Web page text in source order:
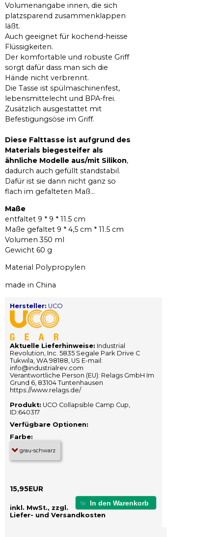
Volumenangabe innen, die sich
platzsparend zusammenklappen
läßt.
Auch geeignet für kochend-heisse
Flüssigkeiten.
Der komfortable und robuste Griff
sorgt dafür dass man sich die
Hände nicht verbrennt.
Die Tasse ist spülmaschinenfest,
lebensmittelecht und BPA-frei.
Zusätzlich ausgestattet mit
Befestigungsöse im Griff.
Diese Falttasse ist aufgrund des
Materials biegesteifer als
ähnliche Modelle aus/mit Silikon,
dadurch auch gefüllt standstabil.
Dafür ist sie dann nicht ganz so
flach im gefalteten Maß...
Maße
entfaltet 9 * 9 * 11.5 cm
Maße gefaltet 9 * 4,5 cm * 11.5 cm
Volumen 350 ml
Gewicht 60 g
Material Polypropylen
made in China
Hersteller: UCO
Aktuelle Lieferhinweise: Industrial
Revolution, Inc. 5835 Segale Park Drive C
Tukwila, WA 98188, US E-mail:
info@industrialrev.com
Verantwortliche Person (EU): Relags GmbH Im
Grund 6, 83104 Tuntenhausen
https://www.relags.de/
Produkt: UCO Collapsible Camp Cup,
ID:640317
Verfügbare Optionen:
Farbe:
15,95EUR
In den Warenkorb
inkl. MwSt., zzgl.
Liefer- und Versandkosten